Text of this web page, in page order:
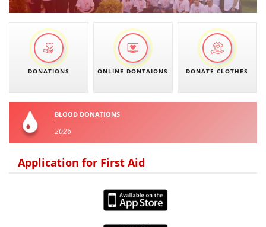
DONATIONS ONLINE DONTAIONS DONATE CLOTHES
BLOOD DONATIONS
2026
Application for First Aid